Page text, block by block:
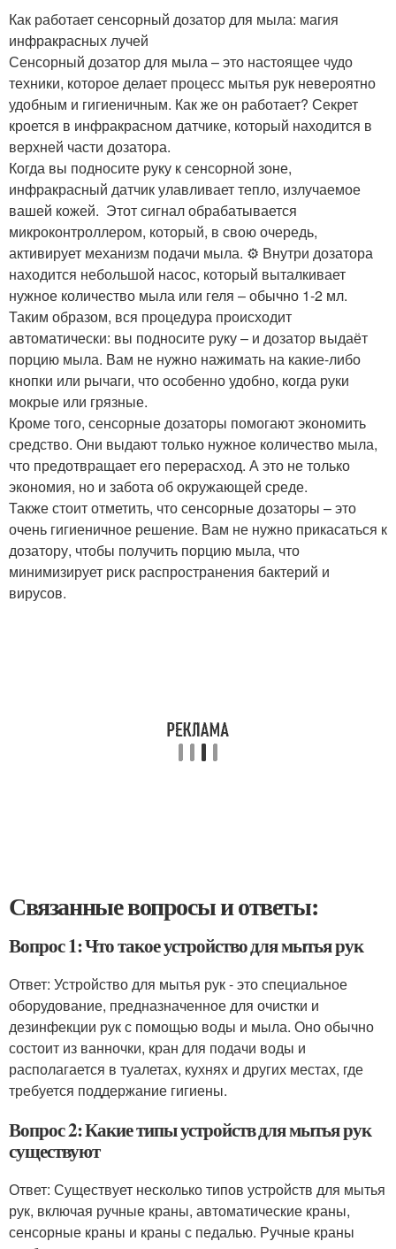
Как работает сенсорный дозатор для мыла: магия
инфракрасных лучей
Сенсорный дозатор для мыла – это настоящее чудо
техники, которое делает процесс мытья рук невероятно
удобным и гигиеничным. Как же он работает? Секрет
кроется в инфракрасном датчике, который находится в
верхней части дозатора.
Когда вы подносите руку к сенсорной зоне,
инфракрасный датчик улавливает тепло, излучаемое
вашей кожей. ️ Этот сигнал обрабатывается
микроконтроллером, который, в свою очередь,
активирует механизм подачи мыла. ⚙️ Внутри дозатора
находится небольшой насос, который выталкивает
нужное количество мыла или геля – обычно 1-2 мл.
Таким образом, вся процедура происходит
автоматически: вы подносите руку – и дозатор выдаёт
порцию мыла. Вам не нужно нажимать на какие-либо
кнопки или рычаги, что особенно удобно, когда руки
мокрые или грязные.
Кроме того, сенсорные дозаторы помогают экономить
средство. Они выдают только нужное количество мыла,
что предотвращает его перерасход. А это не только
экономия, но и забота об окружающей среде.
Также стоит отметить, что сенсорные дозаторы – это
очень гигиеничное решение. Вам не нужно прикасаться к
дозатору, чтобы получить порцию мыла, что
минимизирует риск распространения бактерий и
вирусов.
Связанные вопросы и ответы:
Вопрос 1: Что такое устройство для мытья рук
Ответ: Устройство для мытья рук - это специальное
оборудование, предназначенное для очистки и
дезинфекции рук с помощью воды и мыла. Оно обычно
состоит из ванночки, кран для подачи воды и
располагается в туалетах, кухнях и других местах, где
требуется поддержание гигиены.
Вопрос 2: Какие типы устройств для мытья рук
существуют
Ответ: Существует несколько типов устройств для мытья
рук, включая ручные краны, автоматические краны,
сенсорные краны и краны с педалью. Ручные краны